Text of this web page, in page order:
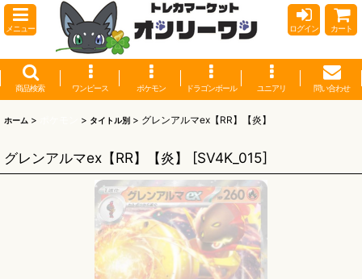
メニュー ログイン カート
商品検索 ワンピース ポケモン ドラゴンボール ユニアリ 問い合わせ
ホーム > > タイトル別 > グレンアルマex【RR】【炎】
グレンアルマex【RR】【炎】 [SV4K_015]